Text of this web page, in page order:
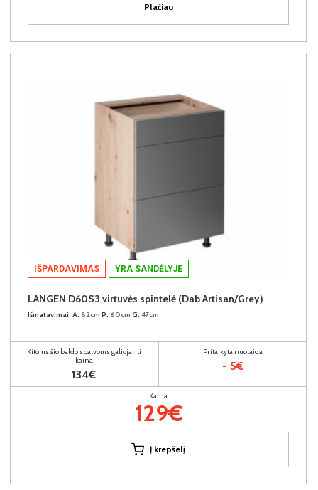
Plačiau
IŠPARDAVIMAS YRA SANDĖLYJE
LANGEN D60S3 virtuvės spintelė (Dab Artisan/Grey)
Išmatavimai: A: 82cm P: 60cm G: 47cm
Kitoms šio baldo spalvoms galiojanti
kaina
134€
Pritaikyta nuolaida
- 5€
Kaina:
129€
Į krepšelį